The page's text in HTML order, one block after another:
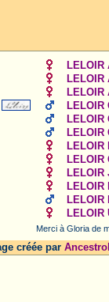
LELOIR
LELOIR
LELOIR
LELOIR
LELOIR
LELOIR
LELOIR
LELOIR
LELOIR
LELOIR
LELOIR
LELOIR
Merci à Gloria de
créée par